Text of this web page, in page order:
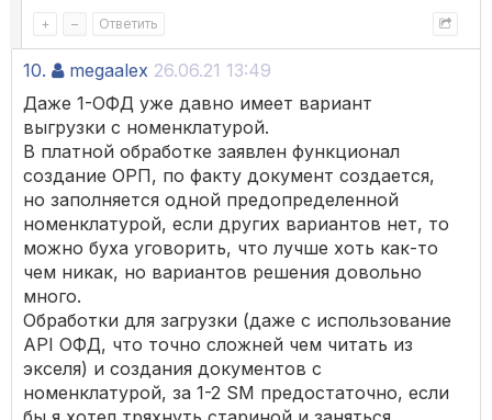
+ – Ответить
10. megaalex 26.06.21 13:49
Даже 1-ОФД уже давно имеет вариант
выгрузки с номенклатурой.
В платной обработке заявлен функционал
создание ОРП, по факту документ создается,
но заполняется одной предопределенной
номенклатурой, если других вариантов нет, то
можно буха уговорить, что лучше хоть как-то
чем никак, но вариантов решения довольно
много.
Обработки для загрузки (даже с использование
API ОФД, что точно сложней чем читать из
экселя) и создания документов с
номенклатурой, за 1-2 SM предостаточно, если